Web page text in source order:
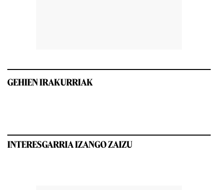
GEHIEN IRAKURRIAK
INTERESGARRIA IZANGO ZAIZU